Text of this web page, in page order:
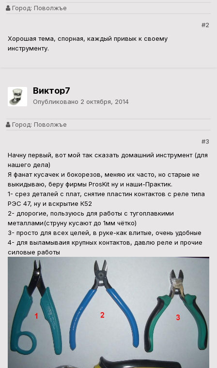
Город: Поволжъе
#2
Хорошая тема, спорная, каждый привык к своему
инструменту.
Виктор7
Опубликовано 2 октября, 2014
Город: Поволжъе
#3
Начну первый, вот мой так сказать домашний инструмент (для
нашего дела)
Я фанат кусачек и бокорезов, меняю их часто, но старые не
выкидываю, беру фирмы ProsKit ну и наши-Практик.
1- срез деталей с плат, снятие пластин контактов с реле типа
РЭС 47, ну и вскрытие К52
2- длорогие, пользуюсь для работы с тугоплавкими
металлами(струну кусают до 1мм чётко)
3- просто для всех целей, в руке-как влитые, очень удобные
4- для выламываия крупных контактов, давлю реле и прочие
силовые работы